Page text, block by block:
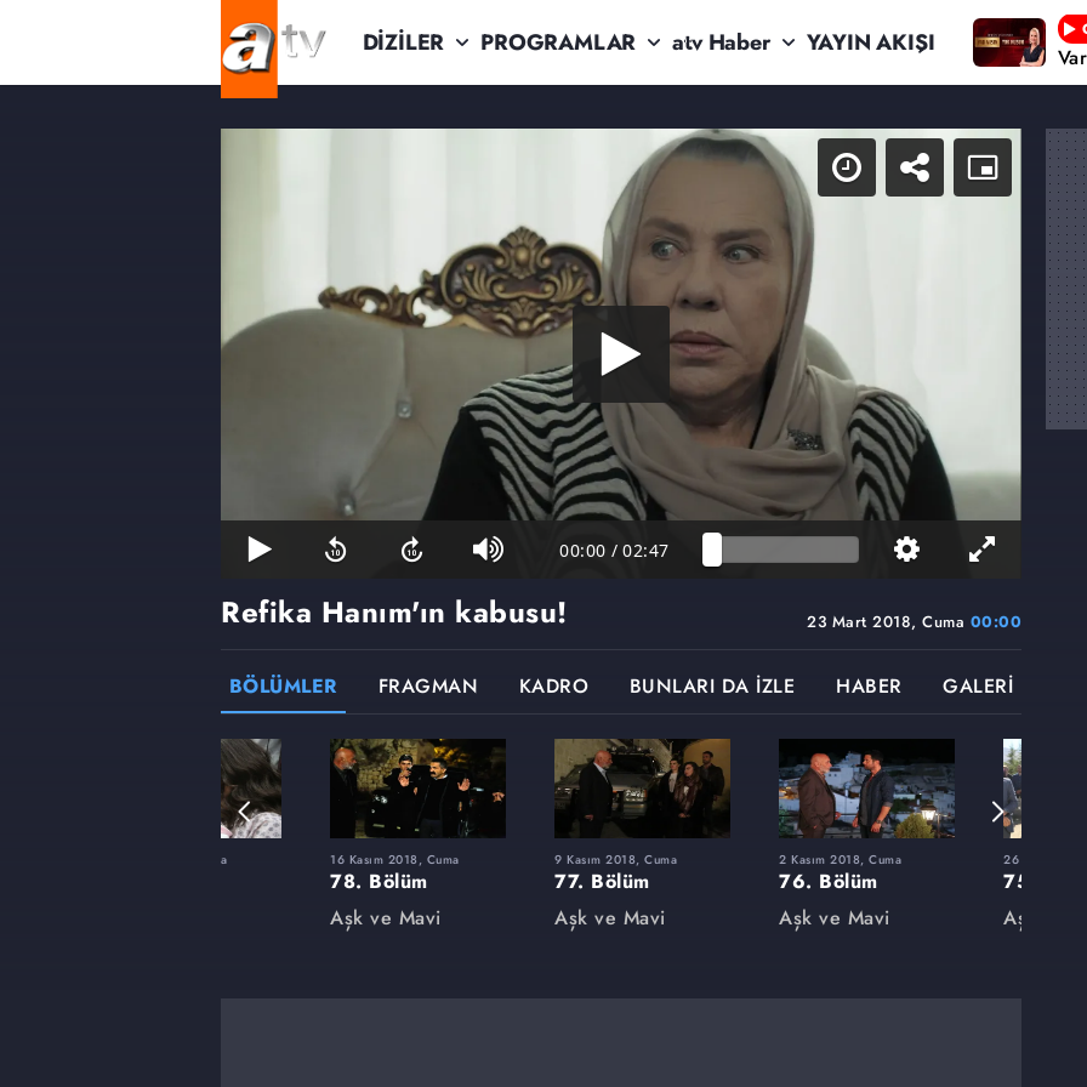
DİZİLER PROGRAMLAR atv Haber YAYIN AKIŞI
00:00 / 02:47
23 Mart 2018, Cuma 00:00
Refika Hanım'ın kabusu!
BÖLÜMLER FRAGMAN KADRO BUNLARI DA İZLE HABER GALERİ
4 Mayıs 2018, Cuma 16 Kasım 2018, Cuma
78. Bölüm
Aşk ve Mavi
9 Kasım 2018, Cuma
77. Bölüm
Aşk ve Mavi
2 Kasım 2018, Cuma
76. Bölüm
Aşk ve Mavi
26 Ekim 2018,
75. Bölüm
Aşk ve